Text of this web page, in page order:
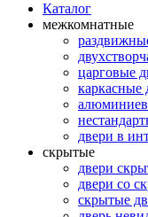
Каталог
межкомнатные
царговые
каркасные
двери в
скрытые
двери
двери со
скрытые